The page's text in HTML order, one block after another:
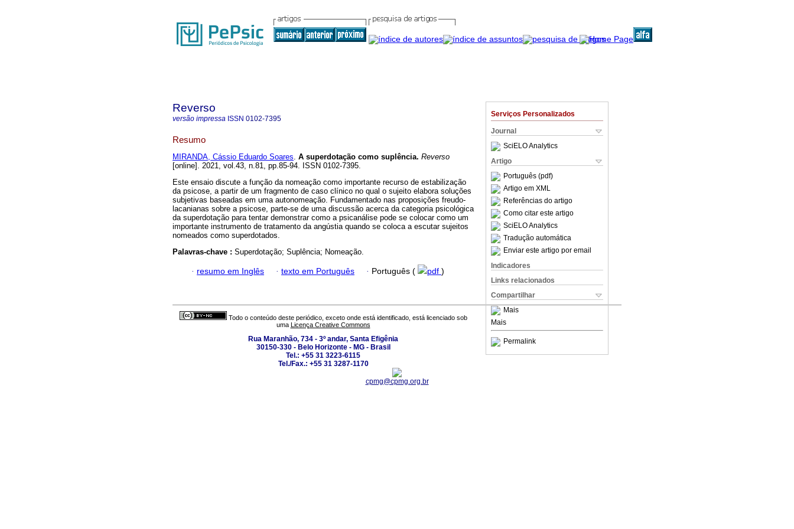
Serviços Personalizados
Journal
SciELO Analytics
Artigo
Português (pdf)
Artigo em XML
Referências do artigo
Como citar este artigo
SciELO Analytics
Tradução automática
Enviar este artigo por email
Indicadores
Links relacionados
Compartilhar
Mais
Mais
Permalink
Reverso
versão impressa ISSN 0102-7395
Resumo
MIRANDA, Cássio Eduardo Soares. A superdotação como suplência. Reverso
[online]. 2021, vol.43, n.81, pp.85-94. ISSN 0102-7395.
Este ensaio discute a função da nomeação como importante recurso de estabilização
da psicose, a partir de um fragmento de caso clínico no qual o sujeito elabora soluções
subjetivas baseadas em uma autonomeação. Fundamentado nas proposições freudo-
lacanianas sobre a psicose, parte-se de uma discussão acerca da categoria psicológica
da superdotação para tentar demonstrar como a psicanálise pode se colocar como um
importante instrumento de tratamento da angústia quando se coloca a escutar sujeitos
nomeados como superdotados.
Palavras-chave : Superdotação; Suplência; Nomeação.
· resumo em Inglês · texto em Português · Português ( pdf )
Todo o conteúdo deste periódico, exceto onde está identificado, está licenciado sob
uma Licença Creative Commons
Rua Maranhão, 734 - 3º andar, Santa Efigênia
30150-330 - Belo Horizonte - MG - Brasil
Tel.: +55 31 3223-6115
Tel./Fax.: +55 31 3287-1170
cpmg@cpmg.org.br